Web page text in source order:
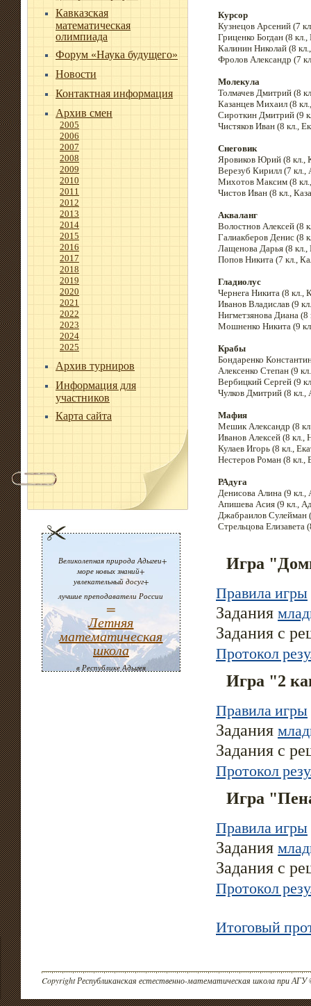
Кавказская
математическая
олимпиада
Форум «Наука будущего»
Новости
Контактная информация
Архив смен
2005
2006
2007
2008
2009
2010
2011
2012
2013
2014
2015
2016
2017
2018
2019
2020
2021
2022
2023
2024
2025
Архив турниров
Информация для
участников
Карта сайта
Великолепная природа Адыгеи+
море новых знаний+
увлекательный досуг+
лучшие преподаватели России
=
Летняя
математическая
школа
в Республике Адыгея
Курсор
Кузнецов Арсений (7
Гриценко Богдан (8 кл.,
Калинин Николай (8
Фролов Александр (7
Молекула
Толмачев Дмитрий (8
Казанцев Михаил (8
Сироткин Дмитрий (9
Чистяков Иван (8 кл.,
Снеговик
Яровиков Юрий (8 кл.,
Верезуб Кирилл (7 кл.,
Михотов Максим (8
Чистов Иван (8 кл.,
Акваланг
Волостнов Алексей (8
Галиакберов Денис (8
Лащенова Дарья (8 кл.,
Попов Никита (7 кл.,
Гладиолус
Чернега Никита (8 кл.,
Иванов Владислав (9
Нигметзянова Диана (8
Мошненко Никита (9
Крабы
Бондаренко
Алексенко Степан (9
Вербицкий Сергей (9
Чулков Дмитрий (8 кл.,
Мафия
Мешик Александр (8
Иванов Алексей (8 кл.,
Кулаев Игорь (8 кл.,
Нестеров Роман (8 кл.,
РАдуга
Денисова Алина (9 кл.,
Апишева Асия (9 кл.,
Джабраилов Сулейман
Стрельцова Елизавета
Игра
Правила игры
Задания
Задания с
Протокол
Игра "2
Правила игры
Задания
Задания с
Протокол
Игра
Правила игры
Задания
Задания с
Протокол
Итоговый
Copyright Республиканская естественно-математическая школа при АГУ